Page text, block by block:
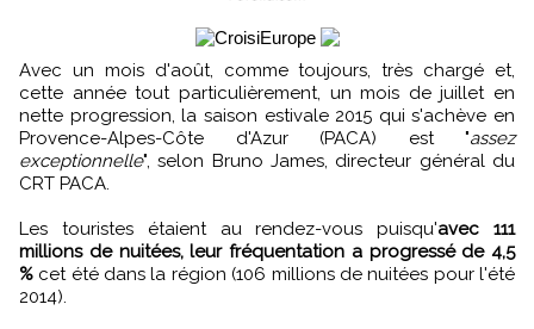
Avec un mois d'août, comme toujours, très chargé et,
cette année tout particulièrement, un mois de juillet en
nette progression, la saison estivale 2015 qui s'achève en
Provence-Alpes-Côte d'Azur (PACA) est "assez
exceptionnelle", selon Bruno James, directeur général du
CRT PACA.
Les touristes étaient au rendez-vous puisqu'avec 111
millions de nuitées, leur fréquentation a progressé de 4,5
% cet été dans la région (106 millions de nuitées pour l'été
2014).